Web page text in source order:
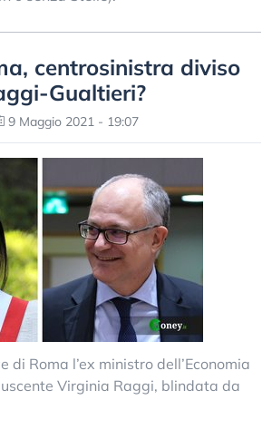
centrosinistra diviso
Gualtieri?
9 Maggio 2021 - 19:07
Roma l’ex ministro dell’Economia
Virginia Raggi, blindata da